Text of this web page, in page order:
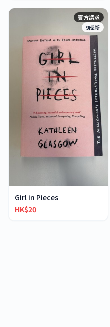
賣方請求
9成新
Girl in Pieces
HK$20